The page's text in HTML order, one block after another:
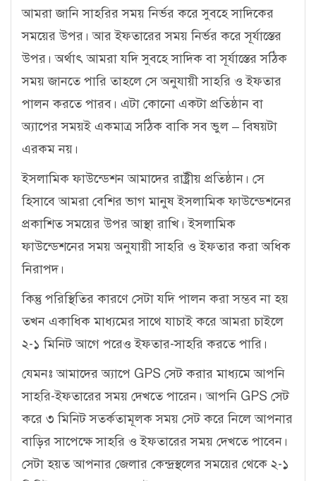
আমরা জানি সাহরির সময় নির্ভর করে সুবহে সাদিকের
সময়ের উপর। আর ইফতারের সময় নির্ভর করে সূর্যাস্তের
উপর। অর্থাৎ আমরা যদি সুবহে সাদিক বা সূর্যাস্তের সঠিক
সময় জানতে পারি তাহলে সে অনুযায়ী সাহরি ও ইফতার
পালন করতে পারব। এটা কোনো একটা প্রতিষ্ঠান বা
অ্যাপের সময়ই একমাত্র সঠিক বাকি সব ভুল – বিষয়টা
এরকম নয়।
ইসলামিক ফাউন্ডেশন আমাদের রাষ্ট্রীয় প্রতিষ্ঠান। সে
হিসাবে আমরা বেশির ভাগ মানুষ ইসলামিক ফাউন্ডেশনের
প্রকাশিত সময়ের উপর আস্থা রাখি। ইসলামিক
ফাউন্ডেশনের সময় অনুযায়ী সাহরি ও ইফতার করা অধিক
নিরাপদ।
কিন্তু পরিস্থিতির কারণে সেটা যদি পালন করা সম্ভব না হয়
তখন একাধিক মাধ্যমের সাথে যাচাই করে আমরা চাইলে
২-১ মিনিট আগে পরেও ইফতার-সাহরি করতে পারি।
যেমনঃ আমাদের অ্যাপে GPS সেট করার মাধ্যমে আপনি
সাহরি-ইফতারের সময় দেখতে পারেন। আপনি GPS সেট
করে ৩ মিনিট সতর্কতামূলক সময় সেট করে নিলে আপনার
বাড়ির সাপেক্ষে সাহরি ও ইফতারের সময় দেখতে পাবেন।
সেটা হয়ত আপনার জেলার কেন্দ্রস্থলের সময়ের থেকে ২-১